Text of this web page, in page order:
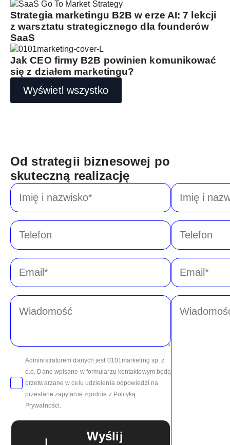
Strategia marketingu B2B w erze AI: 7 lekcji
z warsztatu strategicznego dla founderów
SaaS
Jak CEO firmy B2B powinien komunikować
się z działem marketingu?
Wyświetl wszystko
Od strategii biznesowej po
skuteczną realizację
Imię
nazwisko
*
Telefon
Email
Wiadomość
Administratorem danych jest 0101marketing sp. z
o.o. Dane wpisane w formularzu kontaktowym będą
przetwarzane w celu udzielenia odpowiedzi na
przesłane zapytanie zgodnie z Polityką
Prywatności.
Wyślij
Imię
nazwisko
*
Telefon
Email
Message